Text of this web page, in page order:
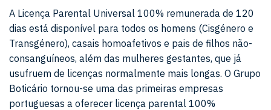
A Licença Parental Universal 100% remunerada de 120
dias está disponível para todos os homens (Cisgénero e
Transgénero), casais homoafetivos e pais de filhos não-
consanguíneos, além das mulheres gestantes, que já
usufruem de licenças normalmente mais longas. O Grupo
Boticário tornou-se uma das primeiras empresas
portuguesas a oferecer licença parental 100%